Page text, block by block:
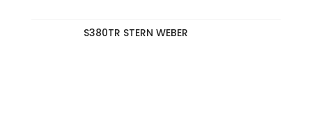
S380TR STERN WEBER